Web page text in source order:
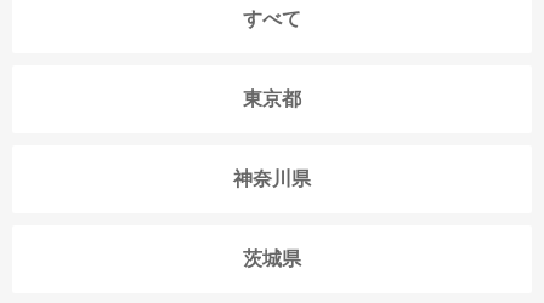
すべて
東京都
神奈川県
茨城県